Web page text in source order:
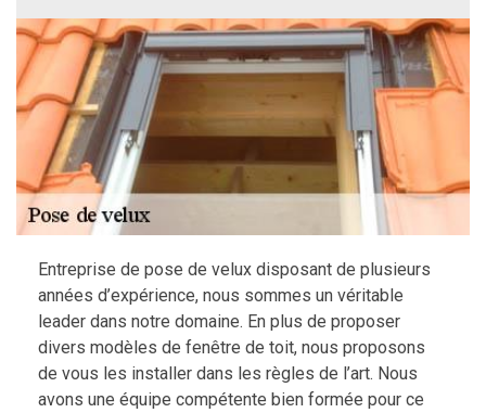
Entreprise de pose de velux disposant de plusieurs
années d’expérience, nous sommes un véritable
leader dans notre domaine. En plus de proposer
divers modèles de fenêtre de toit, nous proposons
de vous les installer dans les règles de l’art. Nous
avons une équipe compétente bien formée pour ce